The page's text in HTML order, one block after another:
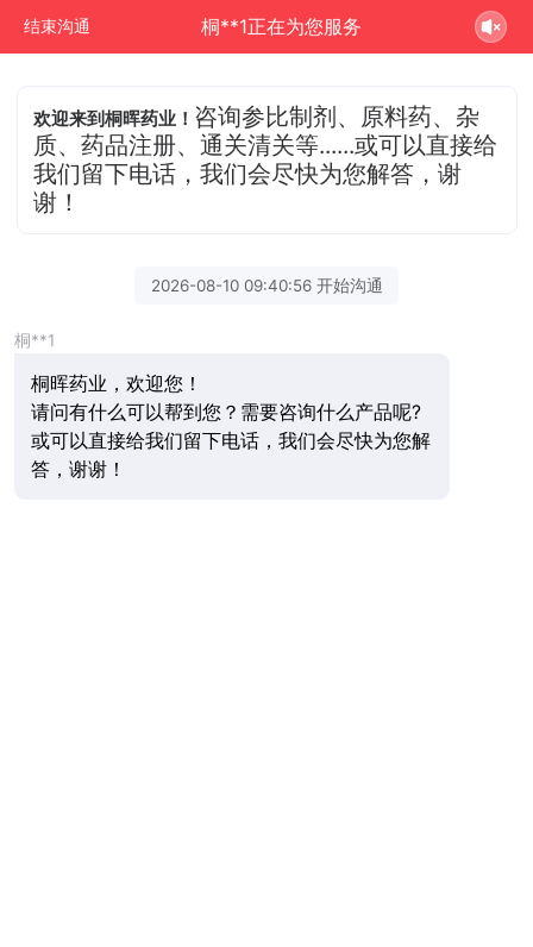
结束沟通 桐**1正在为您服务
欢迎来到桐晖药业！ 咨询参比制剂、原料药、杂
质、药品注册、通关清关等......或可以直接给
我们留下电话，我们会尽快为您解答，谢
谢！
2026-08-10 09:40:56 开始沟通
桐**1
桐晖药业，欢迎您！
请问有什么可以帮到您？需要咨询什么产品呢?
或可以直接给我们留下电话，我们会尽快为您解
答，谢谢！